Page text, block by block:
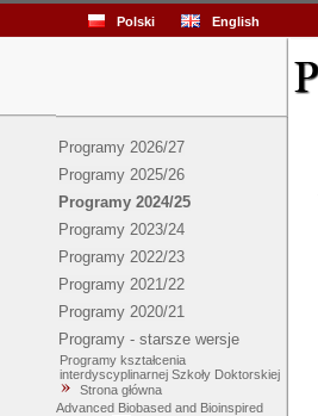
Polski English
Programy 2026/27
Programy 2025/26
Programy 2024/25
Programy 2023/24
Programy 2022/23
Programy 2021/22
Programy 2020/21
Programy - starsze wersje
Programy kształcenia
interdyscyplinarnej Szkoły Doktorskiej
Strona główna
Advanced Biobased and Bioinspired